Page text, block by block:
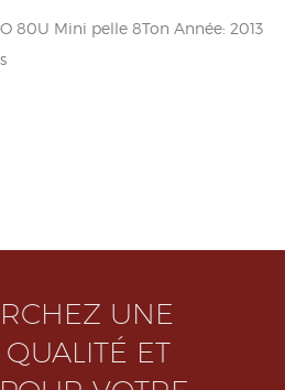
80U Mini pelle 8Ton Année: 2013
UNE
ET